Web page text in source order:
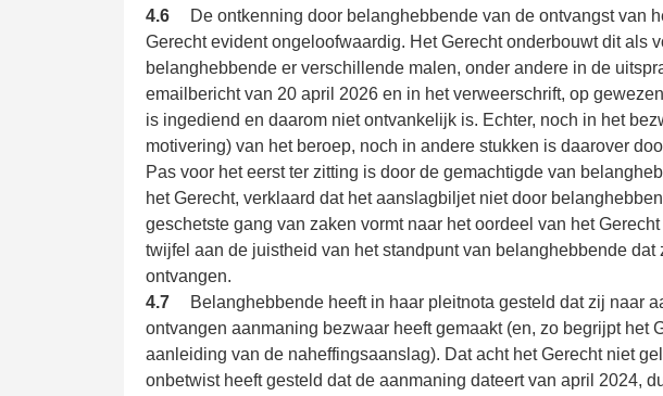
4.6
De ontkenning door belanghebbende van de ontvangst van
Gerecht evident ongeloofwaardig. Het Gerecht onderbouwt dit als
belanghebbende er verschillende malen, onder andere in de
emailbericht van 20 april 2026 en in het verweerschrift, op
is ingediend en daarom niet ontvankelijk is. Echter, noch in het
motivering) van het beroep, noch in andere stukken is daarover
Pas voor het eerst ter zitting is door de gemachtigde van
het Gerecht, verklaard dat het aanslagbiljet niet door
geschetste gang van zaken vormt naar het oordeel van het
twijfel aan de juistheid van het standpunt van belanghebbende
ontvangen.
4.7
Belanghebbende heeft in haar pleitnota gesteld dat zij naar
ontvangen aanmaning bezwaar heeft gemaakt (en, zo begrijpt het
aanleiding van de naheffingsaanslag). Dat acht het Gerecht niet
onbetwist heeft gesteld dat de aanmaning dateert van april 2024,